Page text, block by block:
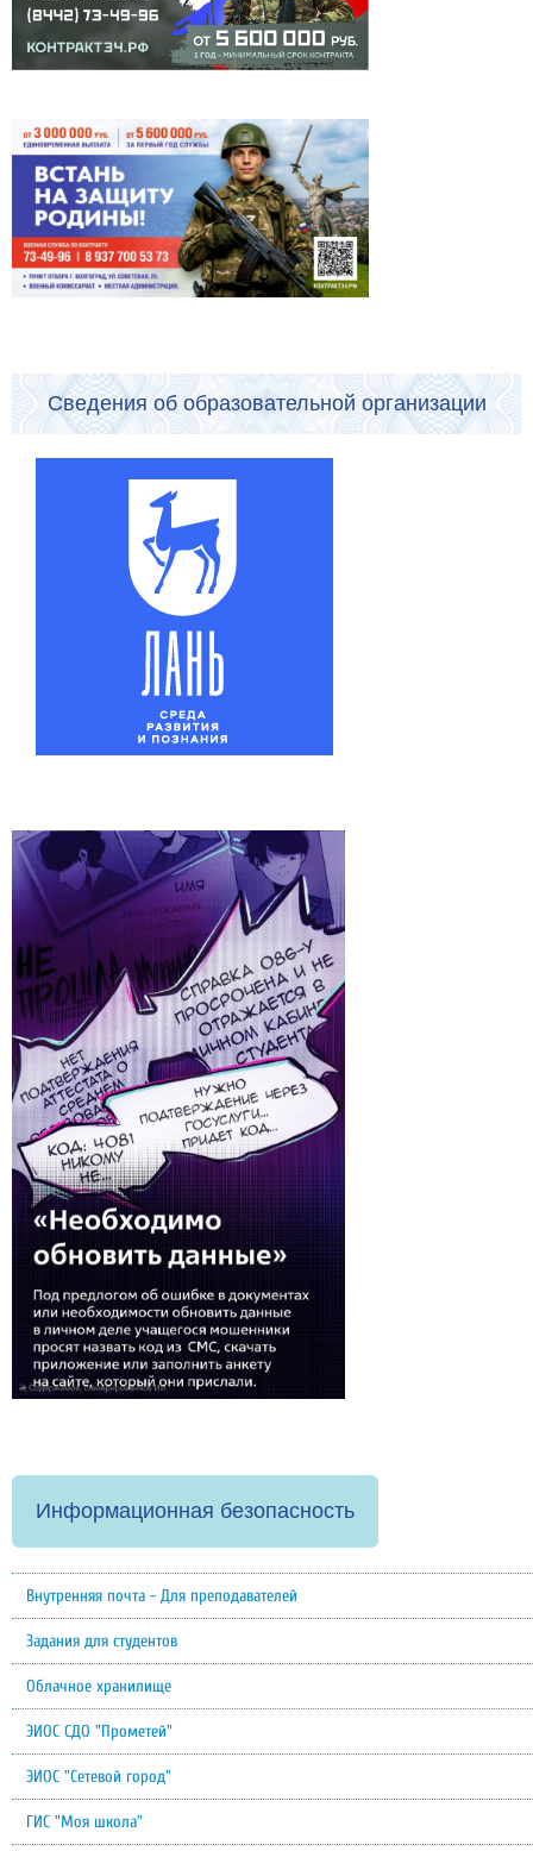
Сведения об образовательной организации
Информационная безопасность
Внутренняя почта - Для преподавателей
Задания для студентов
Облачное хранилище
ЭИОС СДО "Прометей"
ЭИОС "Сетевой город"
ГИС "Моя школа"